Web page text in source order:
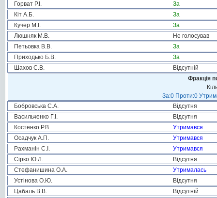
Горват Р.І.
За
Кіт А.Б.
За
Кучер М.І.
За
Люшняк М.В.
Не голосував
Петьовка В.В.
За
Приходько Б.В.
За
Шахов С.В.
Відсутній
Фракція
За:0 Проти:0
Бобровська С.А.
Відсутня
Васильченко Г.І.
Відсутня
Костенко Р.В.
Утримався
Осадчук А.П.
Утримався
Рахманін С.І.
Утримався
Сірко Ю.Л.
Відсутня
Стефанишина О.А.
Утрималась
Устінова О.Ю.
Відсутня
Цабаль В.В.
Відсутній